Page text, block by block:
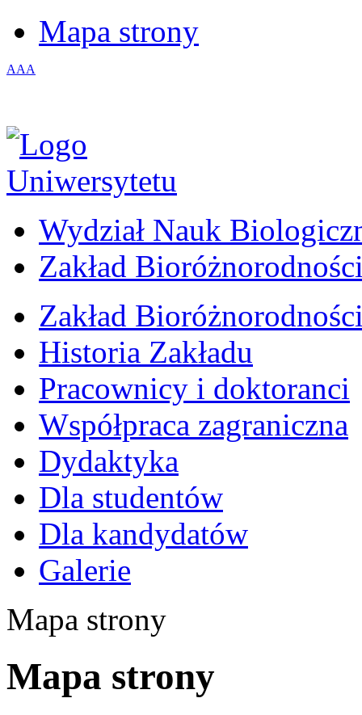
Mapa strony
AAA
Wydział Nauk
Zakład
Zakład
Historia Zakładu
Pracownicy i doktoranci
Współpraca zagraniczna
Dydaktyka
Dla studentów
Dla kandydatów
Galerie
Mapa strony
Mapa strony